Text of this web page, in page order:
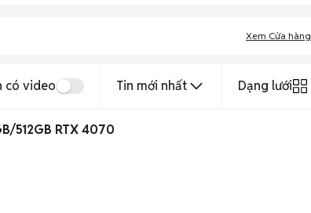
Xem Cửa hàng
có video Tin mới nhất Dạng lưới
512GB RTX 4070